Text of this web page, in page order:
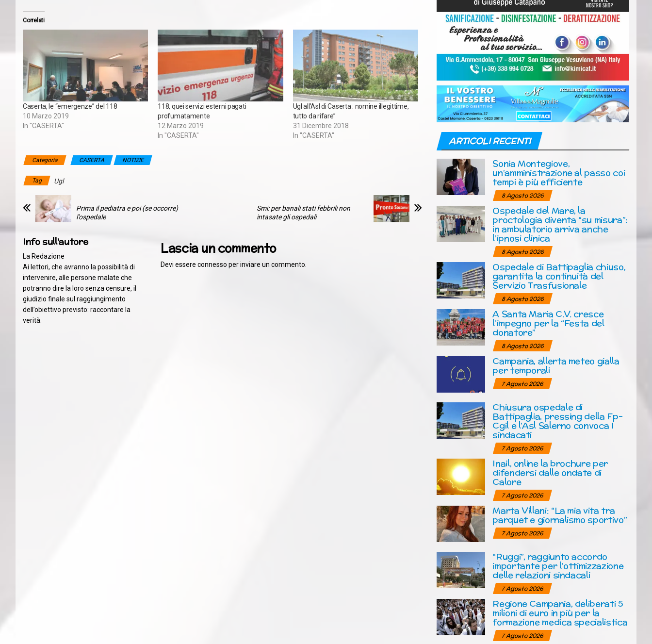
Correlati
Caserta, le “emergenze” del 118
10 Marzo 2019
In "CASERTA"
118, quei servizi esterni pagati
profumatamente
12 Marzo 2019
In "CASERTA"
Ugl all’Asl di Caserta : nomine illegittime,
tutto da rifare”
31 Dicembre 2018
In "CASERTA"
Categoria CASERTA NOTIZIE
Tag Ugl
Prima il pediatra e poi (se occorre)
l’ospedale
Smi: per banali stati febbrili non
intasate gli ospedali
Info sull'autore
La Redazione
Ai lettori, che avranno la possibilità di
intervenire, alle persone malate che
potranno dire la loro senza censure, il
giudizio finale sul raggiungimento
dell’obiettivo previsto: raccontare la
verità.
Lascia un commento
Devi essereconnesso per inviare un commento.
ARTICOLI RECENTI
Sonia Montegiove,
un’amministrazione al passo coi
tempi è più efficiente
8 Agosto 2026
Ospedale del Mare, la
proctologia diventa “su misura”:
in ambulatorio arriva anche
l’ipnosi clinica
8 Agosto 2026
Ospedale di Battipaglia chiuso,
garantita la continuità del
Servizio Trasfusionale
8 Agosto 2026
A Santa Maria C.V. cresce
l’impegno per la “Festa del
donatore”
8 Agosto 2026
Campania, allerta meteo gialla
per temporali
7 Agosto 2026
Chiusura ospedale di
Battipaglia, pressing della Fp-
Cgil e l’Asl Salerno convoca I
sindacati
7 Agosto 2026
Inail, online la brochure per
difendersi dalle ondate di
Calore
7 Agosto 2026
Marta Villani: “La mia vita tra
parquet e giornalismo sportivo”
7 Agosto 2026
“Ruggi”, raggiunto accordo
importante per l’ottimizzazione
delle relazioni sindacali
7 Agosto 2026
Regione Campania, deliberati 5
milioni di euro in più per la
formazione medica specialistica
7 Agosto 2026